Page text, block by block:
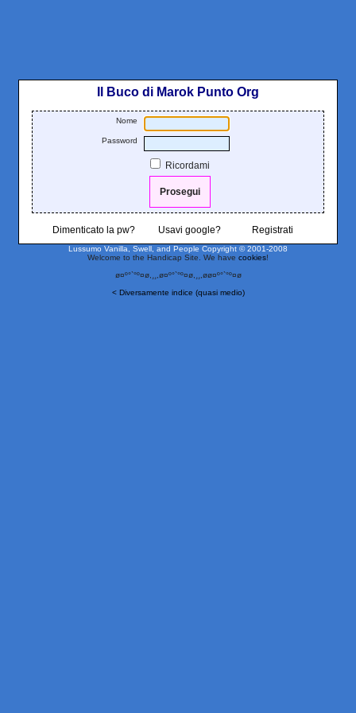
Il Buco di Marok Punto Org
Nome
Password
Ricordami
Dimenticato la pw? Usavi google? Registrati
Lussumo Vanilla, Swell, and People Copyright © 2001-2008
Welcome to the Handicap Site. We have cookies!
ø¤º°`°º¤ø,¸¸,ø¤º°`°º¤ø,¸¸,øø¤º°`°º¤ø
< Diversamente indice (quasi medio)